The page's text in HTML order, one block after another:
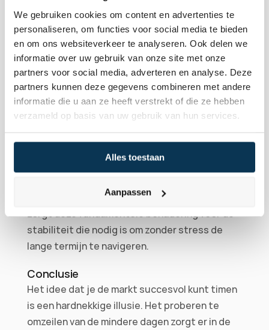
We gebruiken cookies om content en advertenties te
personaliseren, om functies voor social media te bieden
en om ons websiteverkeer te analyseren. Ook delen we
informatie over uw gebruik van onze site met onze
partners voor social media, adverteren en analyse. Deze
partners kunnen deze gegevens combineren met andere
informatie die u aan ze heeft verstrekt of die ze hebben
verzameld op basis van uw gebruik van hun services.
Alles toestaan
Aanpassen
ondernemingen met een ijzersterke balans,
een lage schuldgraad en een bewezen,
voorspelbare kasstroom. Bedrijven die
bovendien een rationele waardering kennen,
gekenmerkt door een koers-winstverhouding
van structureel onder de 13, bieden je
portefeuille een robuuste veiligheidsmarge.
Omdat dit type ondernemingen consistent
presteert en winst uitkeert in zowel
elke noodzaak om in en uit de markt te
werk. Voor een vermogen van drie ton of meer
zorgt deze fundamentele benadering voor de
stabiliteit die nodig is om zonder stress de
lange termijn te navigeren.
Conclusie
Het idee dat je de markt succesvol kunt timen
is een hardnekkige illusie. Het proberen te
omzeilen van de mindere dagen zorgt er in de